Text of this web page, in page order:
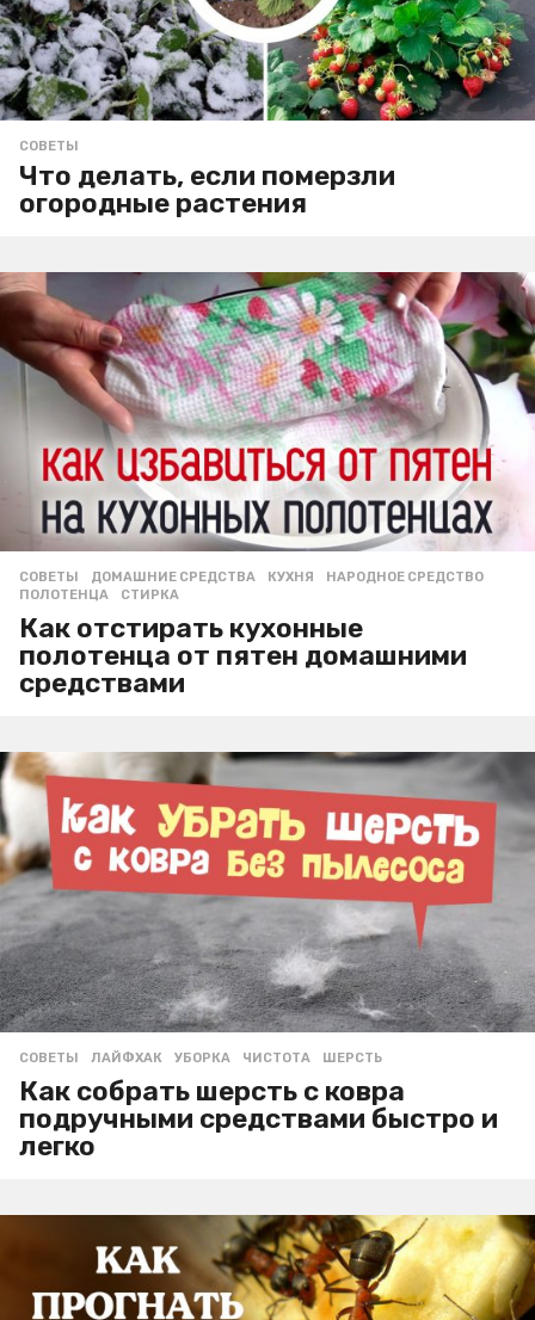
СОВЕТЫ
Что делать, если померзли
огородные растения
СОВЕТЫ ДОМАШНИЕ СРЕДСТВА ,КУХНЯ ,НАРОДНОЕ СРЕДСТВО
ПОЛОТЕНЦА
,СТИРКА
Как отстирать кухонные
полотенца от пятен домашними
средствами
СОВЕТЫ ЛАЙФХАК ,УБОРКА ,ЧИСТОТА ,ШЕРСТЬ
Как собрать шерсть с ковра
подручными средствами быстро и
легко